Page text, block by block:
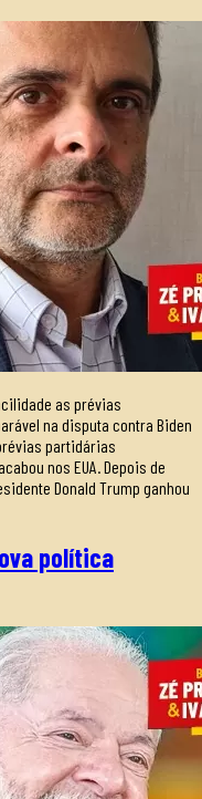
as prévias
na disputa contra Biden
partidárias
nos EUA. Depois de
Donald Trump ganhou
política